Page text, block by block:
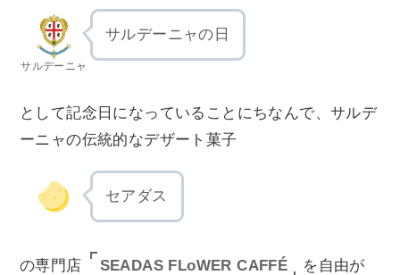
サルデーニャ
サルデーニャの日
として記念日になっていることにちなんで、サルデ
ーニャの伝統的なデザート菓子
セアダス
の専門店 SEADAS FLoWER CAFFÉ を自由が